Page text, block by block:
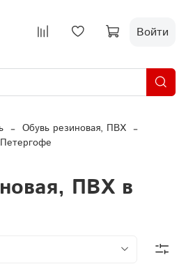
Войти
Обувь резиновая, ПВХ
ПВХ в